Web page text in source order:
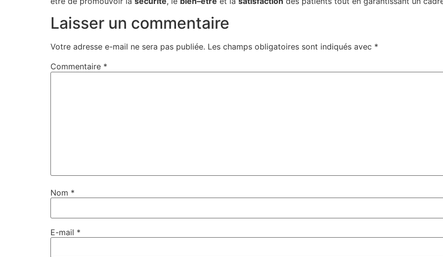
Laisser un commentaire
Votre adresse e-mail ne sera pas publiée. Les champs obligatoires sont indiqués avec *
Commentaire *
Nom *
E-mail *